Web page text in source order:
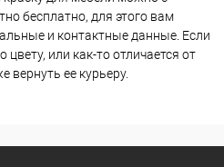
бесплатно, для этого вам
и контактные данные. Если
или как-то отличается от
вернуть ее курьеру.